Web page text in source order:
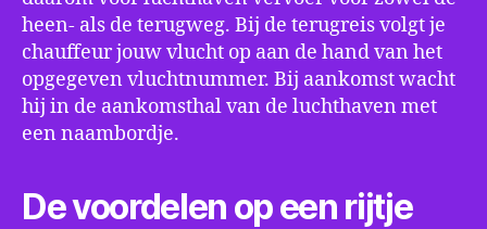
heen- als de terugweg. Bij de terugreis volgt je
chauffeur jouw vlucht op aan de hand van het
opgegeven vluchtnummer. Bij aankomst wacht
hij in de aankomsthal van de luchthaven met
een naambordje.
De voordelen op een rijtje